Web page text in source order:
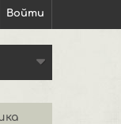
Войти